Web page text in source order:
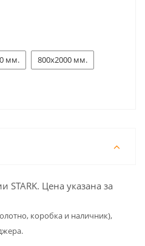
мм. 800x2000 мм.
Цена указана за
коробка и наличник),